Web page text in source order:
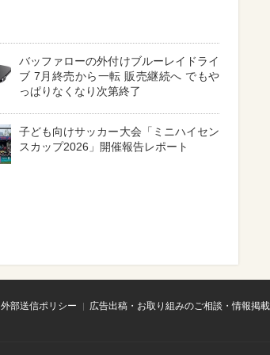
バッファローの外付けブルーレイドライ
ブ 7月終売から一転 販売継続へ でもや
っぱりなくなり次第終了
子ども向けサッカー大会「ミニハイセン
スカップ2026」開催報告レポート
外部送信ポリシー
広告出稿・お取り組みのご相談・情報掲